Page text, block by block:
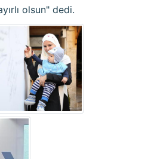
olsun" dedi.